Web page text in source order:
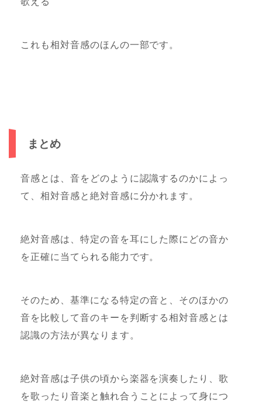
これも相対音感のほんの一部です。
まとめ
音感とは、音をどのように認識するのかによっ
て、相対音感と絶対音感に分かれます。
絶対音感は、特定の音を耳にした際にどの音か
を正確に当てられる能力です。
そのため、基準になる特定の音と、そのほかの
音を比較して音のキーを判断する相対音感とは
認識の方法が異なります。
絶対音感は子供の頃から楽器を演奏したり、歌
を歌ったり音楽と触れ合うことによって身につ